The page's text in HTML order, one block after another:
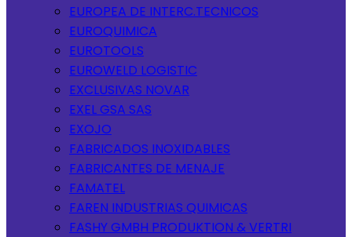
EUROPEA DE INTERC.TECNICOS
EUROQUIMICA
EUROTOOLS
EUROWELD LOGISTIC
EXCLUSIVAS NOVAR
EXEL GSA SAS
EXOJO
FABRICADOS INOXIDABLES
FABRICANTES DE MENAJE
FAMATEL
FAREN INDUSTRIAS QUIMICAS
FASHY GMBH PRODUKTION & VERTRI